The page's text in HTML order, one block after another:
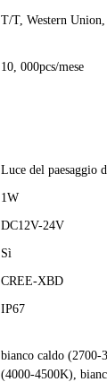
T/T, Western
10, 000pcs/mese
Luce del paesaggio
1W
DC12V-24V
Sì
CREE-XBD
IP67
bianco caldo (2700-
(4000-4500K),